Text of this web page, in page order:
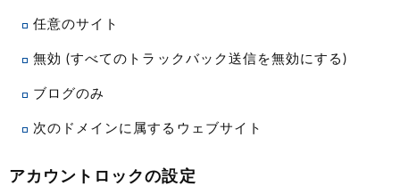
任意のサイト
無効 (すべてのトラックバック送信を無効にする)
ブログのみ
次のドメインに属するウェブサイト
アカウントロックの設定